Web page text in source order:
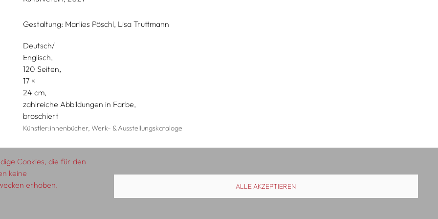
Gestaltung: Marlies Pöschl, Lisa Truttmann
Deutsch/
Englisch
120 Seiten,
17
24
zahlreiche Abbildungen in Farbe
broschiert
Künstler:innenbücher, Werk- & Ausstellungskataloge
Cookies, die für den
keine
erhoben.
ALLE AKZEPTIEREN